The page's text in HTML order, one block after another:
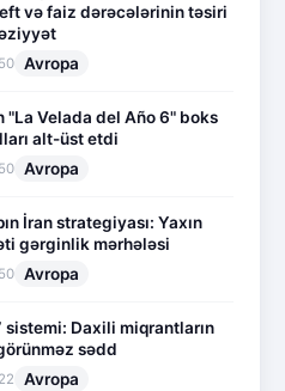
və faiz dərəcələrinin təsiri
Avropa
"La Velada del Año 6" boks
alt-üst etdi
Avropa
İran strategiyası: Yaxın
gərginlik mərhələsi
Avropa
sistemi: Daxili miqrantların
sədd
Avropa